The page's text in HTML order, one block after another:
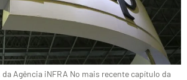
da Agência iNFRA No mais recente capítulo da